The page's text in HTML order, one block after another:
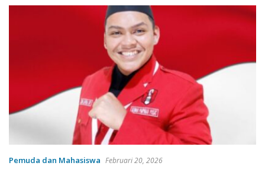
Pemuda dan Mahasiswa Februari 20, 2026